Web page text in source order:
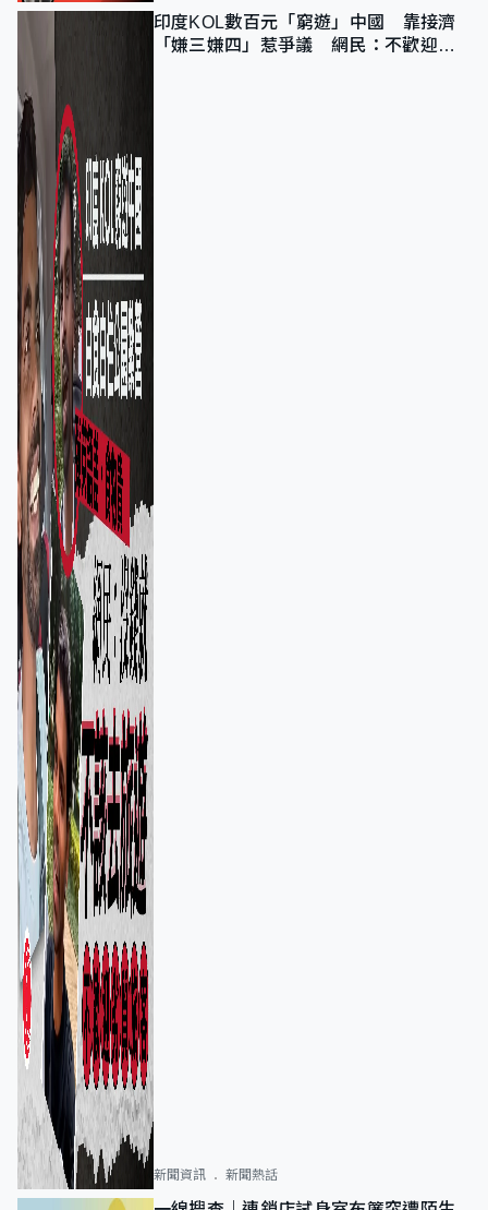
印度KOL數百元「窮遊」中國 靠接濟
「嫌三嫌四」惹爭議 網民：不歡迎劣
新聞資訊 新聞熱話